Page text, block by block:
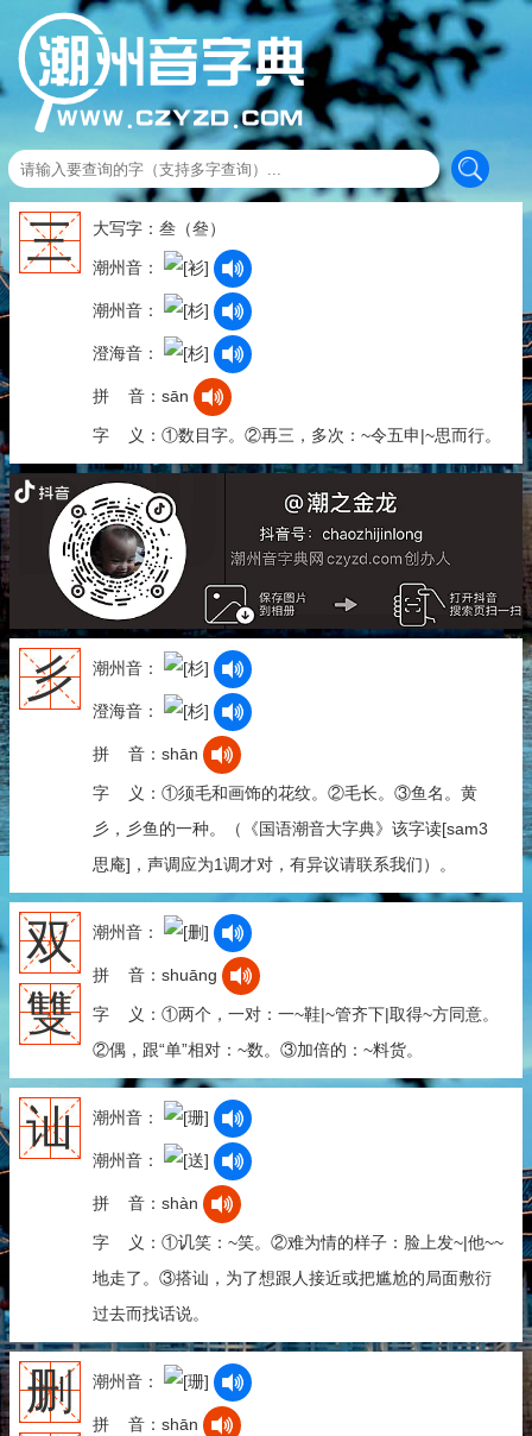
三 大写字：叁（叄）
潮州音：
潮州音：
澄海音：
拼 音：sān
字 义：①数目字。②再三，多次：~令五申|~思而行。
彡 潮州音：
澄海音：
拼 音：shān
字 义：①须毛和画饰的花纹。②毛长。③鱼名。黄
彡，彡鱼的一种。（《国语潮音大字典》该字读[sam3
思庵]，声调应为1调才对，有异议请联系我们）。
双
雙
潮州音：
拼 音：shuāng
字 义：①两个，一对：一~鞋|~管齐下|取得~方同意。
②偶，跟“单”相对：~数。③加倍的：~料货。
讪 潮州音：
潮州音：
拼 音：shàn
字 义：①讥笑：~笑。②难为情的样子：脸上发~|他~~
地走了。③搭讪，为了想跟人接近或把尴尬的局面敷衍
过去而找话说。
删
潮州音：
拼 音：shān